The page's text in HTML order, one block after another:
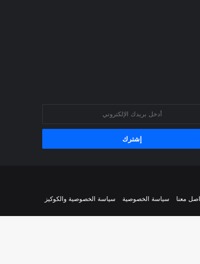
معنا سياسة الخصوصية سياسة الخصوصية والكوكيز